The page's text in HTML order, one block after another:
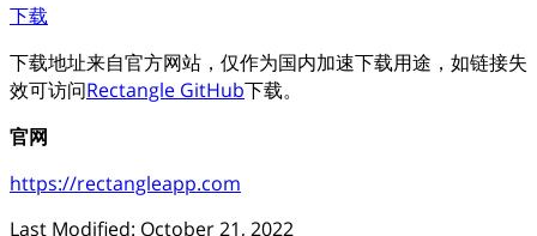
下载
下载地址来自官方网站，仅作为国内加速下载用途，如链接失
效可访问Rectangle GitHub下载。
官网
https://rectangleapp.com
Last Modified: October 21, 2022